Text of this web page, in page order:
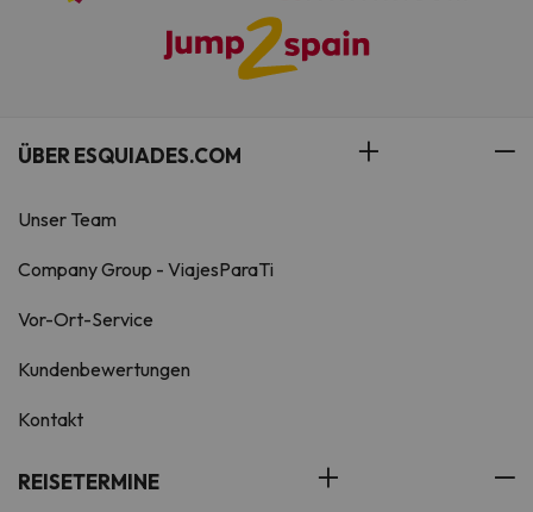
ÜBER ESQUIADES.COM
Unser Team
Company Group - ViajesParaTi
Vor-Ort-Service
Kundenbewertungen
Kontakt
REISETERMINE